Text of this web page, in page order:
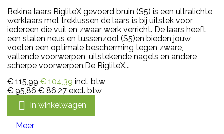
Bekina laars RigliteX gevoerd bruin (S5) is een ultralichte
werklaars met treklussen de laars is bij uitstek voor
iedereen die vuil en zwaar werk verricht. De laars heeft
een stalen neus en tussenzool (S5)en bieden jouw
voeten een optimale bescherming tegen zware,
vallende voorwerpen, uitstekende nagels en andere
scherpe voorwerpen.De RigliteX...
€ 115,99 € 104,39 incl. btw
€ 95,86 € 86,27 excl. btw
 In winkelwagen
Meer